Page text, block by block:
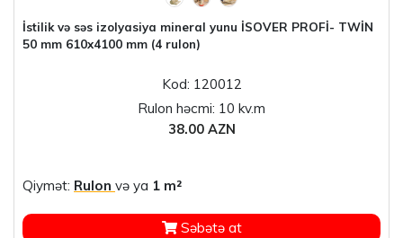
İstilik və səs izolyasiya mineral yunu İSOVER PROFİ- TWİN
50 mm 610x4100 mm (4 rulon)
Kod: 120012
Rulon həcmi: 10 kv.m
38.00 AZN
Qiymət: Rulon və ya 1 m²
Səbətə at